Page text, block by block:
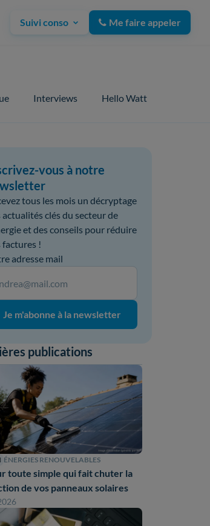
Suivi conso Me faire appeler
Interviews Hello Watt
vous à notre
tous les mois un décryptage
actualités clés du secteur de
et des conseils pour réduire
factures !
adresse mail
Je m'abonne à la newsletter
publications
ÉNERGIES RENOUVELABLES
toute simple qui fait chuter la
de vos panneaux solaires